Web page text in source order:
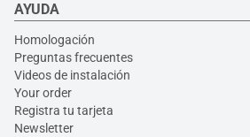
AYUDA
Homologación
Preguntas frecuentes
Videos de instalación
Your order
Registra tu tarjeta
Newsletter